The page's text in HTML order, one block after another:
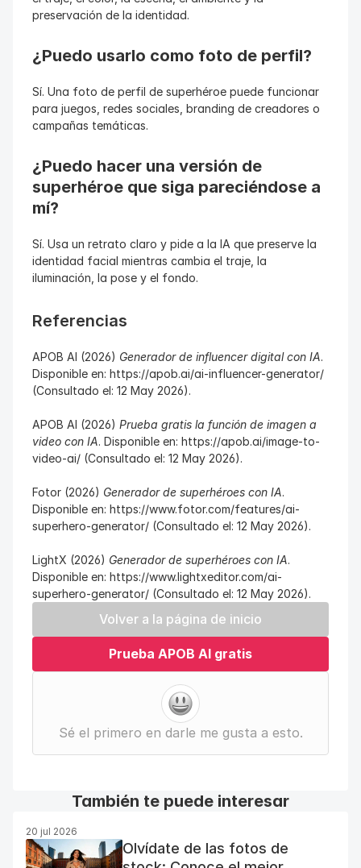
preservación de la identidad.
¿Puedo usarlo como foto de perfil?
Sí. Una foto de perfil de superhéroe puede funcionar
para juegos, redes sociales, branding de creadores o
campañas temáticas.
¿Puedo hacer una versión de
superhéroe que siga pareciéndose a
mí?
Sí. Usa un retrato claro y pide a la IA que preserve la
identidad facial mientras cambia el traje, la
iluminación, la pose y el fondo.
Referencias
APOB AI (2026) Generador de influencer digital con IA.
Disponible en: https://apob.ai/ai-influencer-generator/
(Consultado el: 12 May 2026).
APOB AI (2026) Prueba gratis la función de imagen a
video con IA. Disponible en: https://apob.ai/image-to-
video-ai/ (Consultado el: 12 May 2026).
Fotor (2026) Generador de superhéroes con IA.
Disponible en: https://www.fotor.com/features/ai-
superhero-generator/ (Consultado el: 12 May 2026).
LightX (2026) Generador de superhéroes con IA.
Disponible en: https://www.lightxeditor.com/ai-
superhero-generator/ (Consultado el: 12 May 2026).
Volver a la página de inicio
Prueba APOB AI gratis
Sé el primero en darle me gusta a esto.
También te puede interesar
20 jul 2026
Olvídate de las fotos de